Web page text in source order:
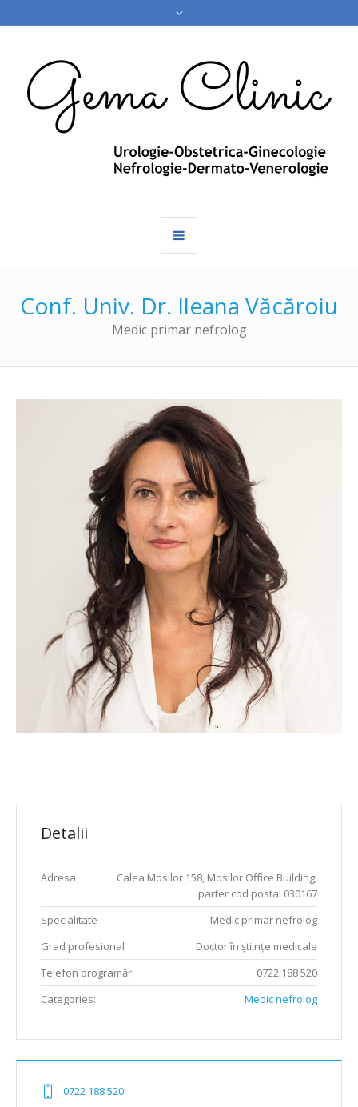
Conf. Univ. Dr. Ileana Văcăroiu
Medic primar nefrolog
Detalii
Adresa
Calea Mosilor 158, Mosilor Office Building,
parter cod postal 030167
Specialitate
Medic primar nefrolog
Grad profesional
Doctor în științe medicale
Telefon programări
0722 188 520
Categories:
Medic nefrolog
0722 188 520